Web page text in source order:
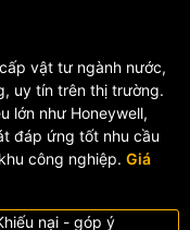
vật tư ngành nước,
uy tín trên thị trường.
lớn như Honeywell,
đáp ứng tốt nhu cầu
công nghiệp. Giá
nại - góp ý